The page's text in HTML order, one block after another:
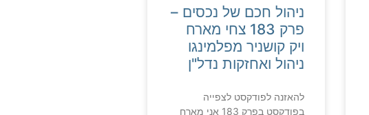
ניהול חכם של נכסים –
פרק 183 צחי מארח
ויק קושניר מפלמינגו
ניהול ואחזקות נדל"ן
להאזנה לפודקסט לצפייה
בפודקסט בפרק 183 אני מארח